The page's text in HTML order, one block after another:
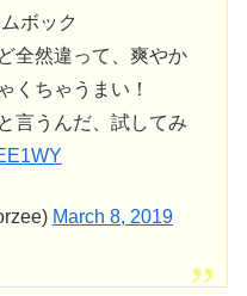
ボック
全然違って、爽やか
くちゃうまい！
言うんだ、試してみ
March 8, 2019